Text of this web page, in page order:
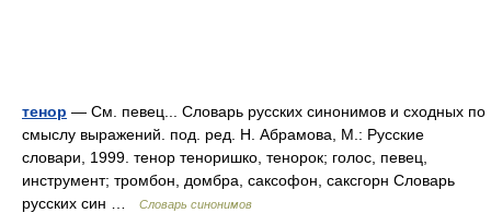
тенор — См. певец... Словарь русских синонимов и сходных по
смыслу выражений. под. ред. Н. Абрамова, М.: Русские
словари, 1999. тенор теноришко, тенорок; голос, певец,
инструмент; тромбон, домбра, саксофон, саксгорн Словарь
русских син …
Словарь синонимов